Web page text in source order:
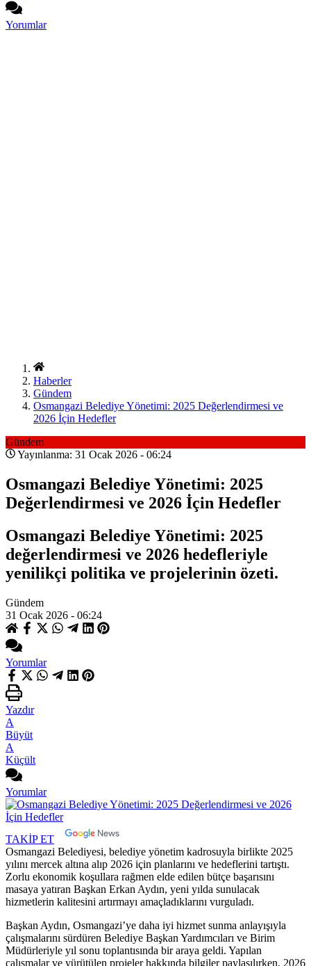
Yorumlar
Haberler
Gündem
Osmangazi Belediye Yönetimi: 2025 Değerlendirmesi ve
2026 İçin Hedefler
Gündem
Yayınlanma: 31 Ocak 2026 - 06:24
Osmangazi Belediye Yönetimi: 2025
Değerlendirmesi ve 2026 İçin Hedefler
Osmangazi Belediye Yönetimi: 2025
değerlendirmesi ve 2026 hedefleriyle
yenilikçi politika ve projelerinin özeti.
Gündem
31 Ocak 2026 - 06:24
Yorumlar
Yazdır
A
Büyüt
A
Küçült
Yorumlar
TAKİP ET
Osmangazi Belediyesi, belediye yönetim kadrosuyla birlikte 2025
yılını mercek altına alıp 2026 için planlarını ve hedeflerini tartıştı.
Zorlu ekonomik koşullara rağmen elde edilen bütçe başarısını
masaya yatıran Başkan Erkan Aydın, yeni yılda sunulacak
hizmetlerin kalitesini artırmayı amaçladıklarını vurguladı.
Başkan Aydın, Osmangazi’ye daha iyi hizmet sunma anlayışıyla
çalışmalarını sürdüren Belediye Başkan Yardımcıları ve Birim
Müdürleriyle yıl sonu toplantısında bir araya geldi. Yapılan
çalışmalar ve yürütülen projeler hakkında bilgiler paylaşılırken, 2026